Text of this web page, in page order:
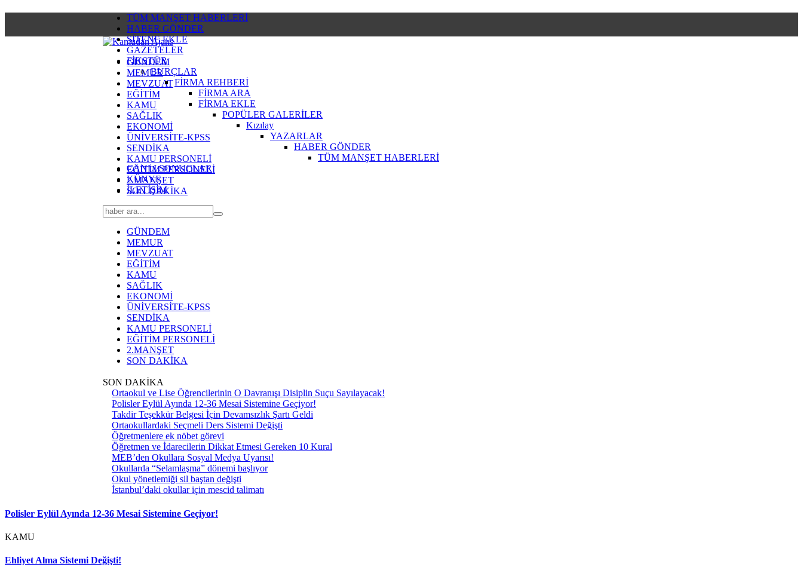
TÜM MANŞET HABERLERİ
HABER GÖNDER
SİTENE EKLE
GAZETELER
FİKSTÜR
BURÇLAR
FİRMA REHBERİ
FİRMA ARA
FİRMA EKLE
POPÜLER GALERİLER
Kızılay
YAZARLAR
HABER GÖNDER
TÜM MANŞET HABERLERİ
CANLI SONUÇLAR
KÜNYE
İLETİŞİM
GÜNDEM
MEMUR
MEVZUAT
EĞİTİM
KAMU
SAĞLIK
EKONOMİ
ÜNİVERSİTE-KPSS
SENDİKA
KAMU PERSONELİ
EĞİTİM PERSONELİ
2.MANŞET
SON DAKİKA
GÜNDEM
MEMUR
MEVZUAT
EĞİTİM
KAMU
SAĞLIK
EKONOMİ
ÜNİVERSİTE-KPSS
SENDİKA
KAMU PERSONELİ
EĞİTİM PERSONELİ
2.MANŞET
SON DAKİKA
SON DAKİKA
Ortaokul ve Lise Öğrencilerinin O Davranışı Disiplin Suçu Sayılayacak!
Polisler Eylül Ayında 12-36 Mesai Sistemine Geçiyor!
Takdir Teşekkür Belgesi İçin Devamsızlık Şartı Geldi
Ortaokullardaki Seçmeli Ders Sistemi Değişti
Öğretmenlere ek nöbet görevi
Öğretmen ve İdarecilerin Dikkat Etmesi Gereken 10 Kural
MEB’den Okullara Sosyal Medya Uyarısı!
Okullarda “Selamlaşma” dönemi başlıyor
Okul yönetlemiği sil baştan değişti
İstanbul’daki okullar için mescid talimatı
Polisler Eylül Ayında 12-36 Mesai Sistemine Geçiyor!
KAMU
Ehliyet Alma Sistemi Değişti!